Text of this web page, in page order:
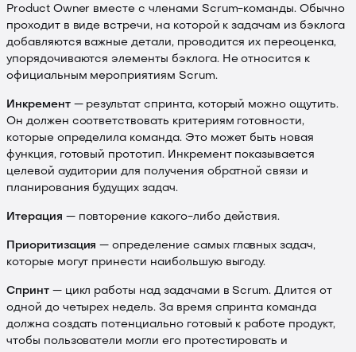
Product Owner вместе с членами Scrum-команды. Обычно
проходит в виде встречи, на которой к задачам из бэклога
добавляются важные детали, проводится их переоценка,
упорядочиваются элементы бэклога. Не относится к
официальным мероприятиям Scrum.
Инкремент— результат спринта, который можно ощутить.
Он должен соответствовать критериям готовности,
которые определила команда. Это может быть новая
функция, готовый прототип. Инкремент показывается
целевой аудитории для получения обратной связи и
планирования будущих задач.
Итерация — повторение какого-либо действия.
Приоритизация — определение самых главных задач,
которые могут принести наибольшую выгоду.
Спринт— цикл работы над задачами в Scrum. Длится от
одной до четырех недель. За время спринта команда
должна создать потенциально готовый к работе продукт,
чтобы пользователи могли его протестировать и